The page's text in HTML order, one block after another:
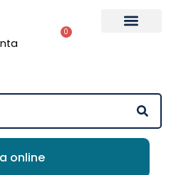
0
online